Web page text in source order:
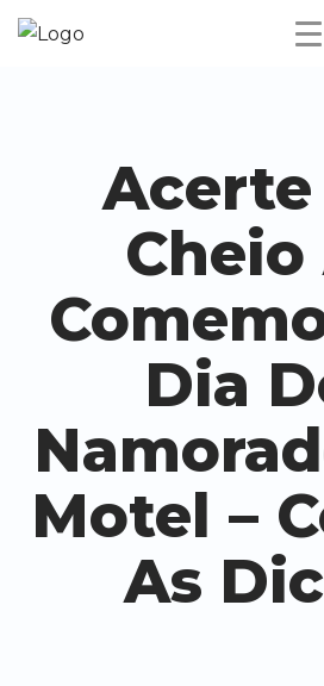
Acerte
Cheio
Dia
Motel –
As